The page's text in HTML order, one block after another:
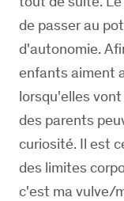
de passer au
d'autonomie.
enfants aiment
lorsqu'elles
des parents
curiosité. Il est
des limites
c'est ma vulve/